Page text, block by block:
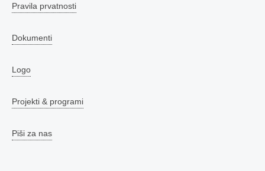
Pravila prvatnosti
Dokumenti
Logo
Projekti & programi
Piši za nas